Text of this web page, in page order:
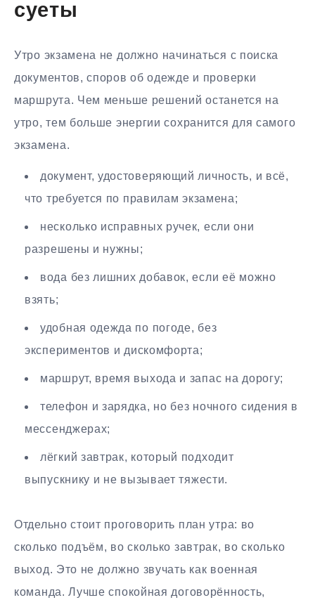
суеты
Утро экзамена не должно начинаться с поиска
документов, споров об одежде и проверки
маршрута. Чем меньше решений останется на
утро, тем больше энергии сохранится для самого
экзамена.
документ, удостоверяющий личность, и всё,
что требуется по правилам экзамена;
несколько исправных ручек, если они
разрешены и нужны;
вода без лишних добавок, если её можно
взять;
удобная одежда по погоде, без
экспериментов и дискомфорта;
маршрут, время выхода и запас на дорогу;
телефон и зарядка, но без ночного сидения в
мессенджерах;
лёгкий завтрак, который подходит
выпускнику и не вызывает тяжести.
Отдельно стоит проговорить план утра: во
сколько подъём, во сколько завтрак, во сколько
выход. Это не должно звучать как военная
команда. Лучше спокойная договорённость,